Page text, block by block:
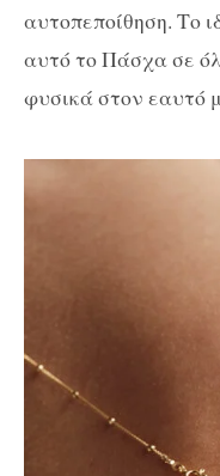
αυτοπεποίθηση. Το
αυτό το Πάσχα σε
φυσικά στον εαυτό